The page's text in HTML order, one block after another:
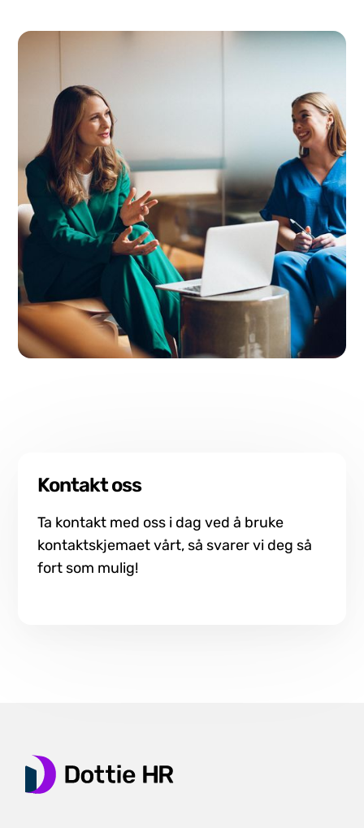
Kontakt oss
Ta kontakt med oss i dag ved å bruke
kontaktskjemaet vårt, så svarer vi deg så
fort som mulig!